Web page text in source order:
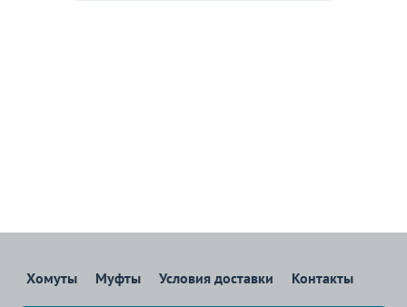
Хомуты Муфты Условия доставки Контакты